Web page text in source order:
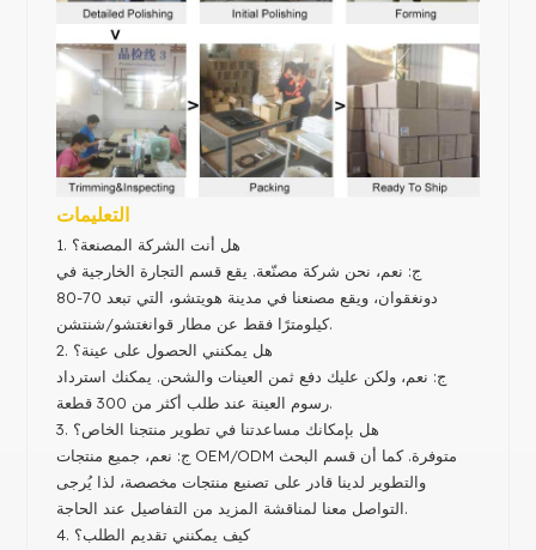
التعليمات
1. هل أنت الشركة المصنعة؟
ج: نعم، نحن شركة مصنّعة. يقع قسم التجارة الخارجية في
دونغقوان، ويقع مصنعنا في مدينة هويتشو، التي تبعد 70-80
كيلومترًا فقط عن مطار قوانغتشو/شنتشن.
2. هل يمكنني الحصول على عينة؟
ج: نعم، ولكن عليك دفع ثمن العينات والشحن. يمكنك استرداد
رسوم العينة عند طلب أكثر من 300 قطعة.
3. هل بإمكانك مساعدتنا في تطوير منتجنا الخاص؟
ج: نعم، جميع منتجات OEM/ODM متوفرة. كما أن قسم البحث
والتطوير لدينا قادر على تصنيع منتجات مخصصة، لذا يُرجى
التواصل معنا لمناقشة المزيد من التفاصيل عند الحاجة.
4. كيف يمكنني تقديم الطلب؟